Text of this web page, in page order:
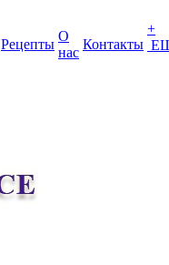
Рецепты
О
нас
Контакты
+